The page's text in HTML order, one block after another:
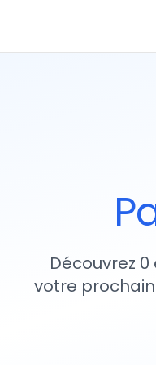
Découvrez
votre